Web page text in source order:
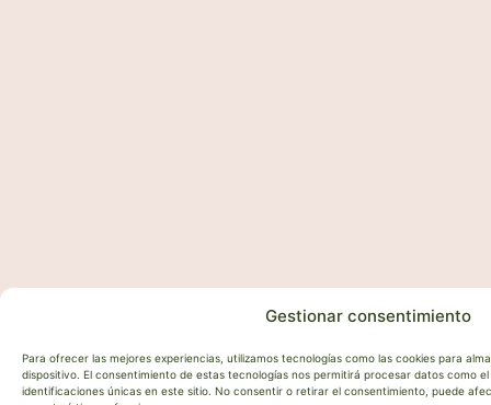
Gestionar consentimiento
Para ofrecer las mejores experiencias, utilizamos tecnologías como las cookies para
dispositivo. El consentimiento de estas tecnologías nos permitirá procesar datos como
identificaciones únicas en este sitio. No consentir o retirar el consentimiento, puede